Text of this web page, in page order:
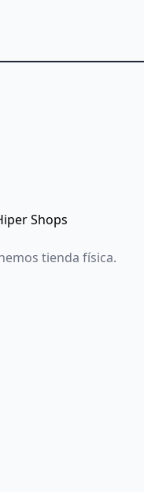
Shops
tienda física.